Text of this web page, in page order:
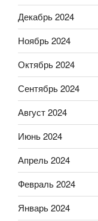
Декабрь 2024
Ноябрь 2024
Октябрь 2024
Сентябрь 2024
Август 2024
Июнь 2024
Апрель 2024
Февраль 2024
Январь 2024